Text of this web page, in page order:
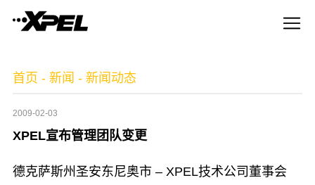
首页 - 新闻 - 新闻动态
2009-02-03
XPEL宣布管理团队变更
德克萨斯州圣安东尼奥市 – XPEL技术公司董事会